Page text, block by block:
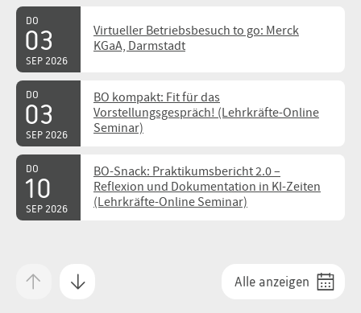
DO
03
SEP 2026
Virtueller Betriebsbesuch to go: Merck
KGaA, Darmstadt
DO
03
SEP 2026
BO kompakt: Fit für das
Vorstellungsgespräch! (Lehrkräfte-Online
Seminar)
DO
10
SEP 2026
BO-Snack: Praktikumsbericht 2.0 –
Reflexion und Dokumentation in KI-Zeiten
(Lehrkräfte-Online Seminar)
SEP 2026 Alle anzeigen